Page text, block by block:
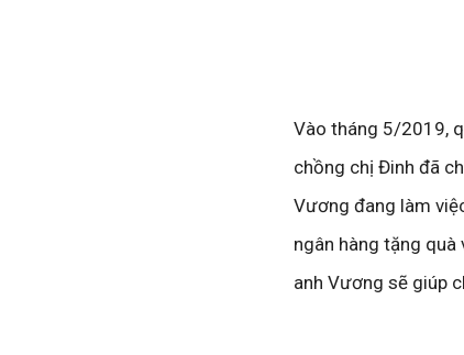
Vào tháng 5/2019,
chồng chị Đinh đã
Vương đang làm
ngân hàng tặng
anh Vương sẽ giúp